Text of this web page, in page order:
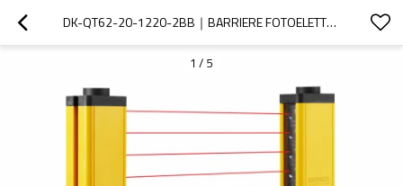
DK-QT62-20-1220-2BB｜BARRIERE FOTOELETTRICHE DI SICUREZZA CON PRESSA PIEGATRICE｜DADISICK
1 / 5